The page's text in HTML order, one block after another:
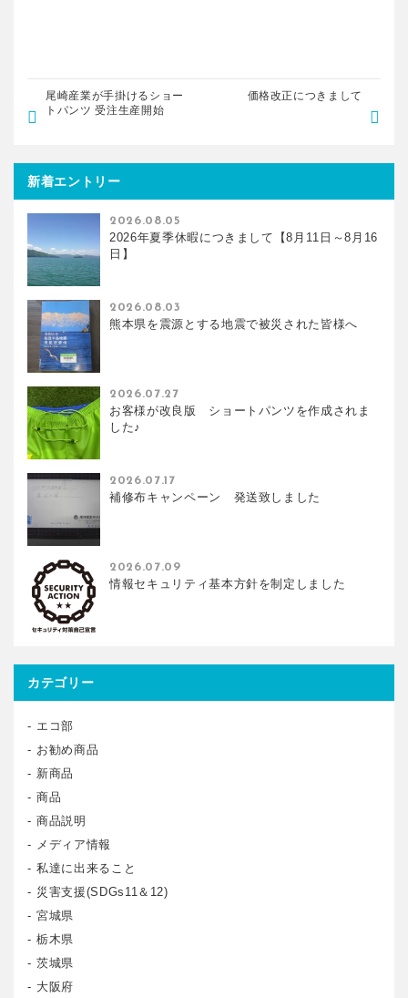
尾崎産業が手掛けるショー
トパンツ 受注生産開始
価格改正につきまして
新着エントリー
2026年夏季休暇につきまして【8月11日～8月16
日】
2026.08.05
熊本県を震源とする地震で被災された皆様へ
2026.08.03
お客様が改良版 ショートパンツを作成されま
した♪
2026.07.27
補修布キャンペーン 発送致しました
2026.07.17
情報セキュリティ基本方針を制定しました
2026.07.09
カテゴリー
エコ部
お勧め商品
新商品
商品
商品説明
メディア情報
私達に出来ること
災害支援(SDGs11＆12)
宮城県
栃木県
茨城県
大阪府